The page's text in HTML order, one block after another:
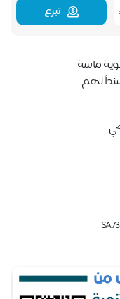
تبرع
ماسة
لهم